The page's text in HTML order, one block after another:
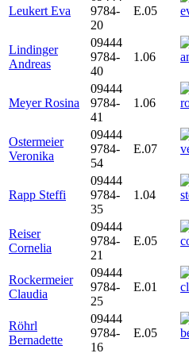
Leukert Eva
9784-
20
E.05
Lindinger
Andreas
09444
9784-
40
1.06
Meyer Rosina
09444
9784-
41
1.06
Ostermeier
Veronika
09444
9784-
54
E.07
Rapp Steffi
09444
9784-
35
1.04
Reiser
Cornelia
09444
9784-
21
E.05
Rockermeier
Claudia
09444
9784-
25
E.01
Röhrl
Bernadette
09444
9784-
16
E.05